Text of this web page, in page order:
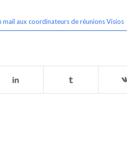
mail aux coordinateurs de réunions Visios